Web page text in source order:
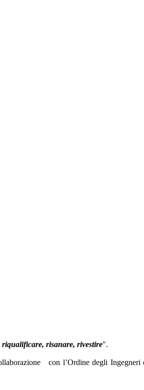
risanare, rivestire".
con l’Ordine degli